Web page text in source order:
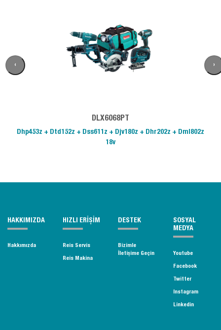
DLX6068PT
Dhp453z + Dtd152z + Dss611z + Djv180z + Dhr202z + Dml802z
18v
‹ ›
HAKKIMIZDA
Hakkımızda
HIZLI ERİŞİM
Reis Servis
Reis Makina
DESTEK
Bizimle
İletişime Geçin
SOSYAL
MEDYA
Youtube
Facebook
Twitter
Instagram
Linkedin